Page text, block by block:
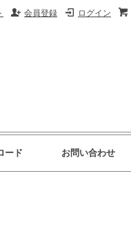
ログイン
会員登録
ード お問い合わせ